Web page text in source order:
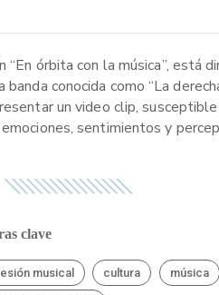
órbita con la música”, está
conocida como “La
un video clip,
sentimientos y
clave
musical cultura música